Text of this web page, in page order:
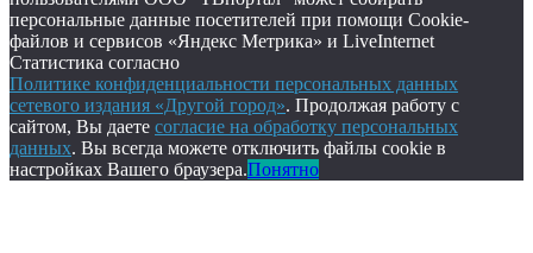
персональные данные посетителей при помощи Cookie-
файлов и сервисов «Яндекс Метрика» и LiveInternet
Статистика согласно
Политике конфиденциальности персональных данных
сетевого издания «Другой город». Продолжая работу с
сайтом, Вы даете согласие на обработку персональных
данных. Вы всегда можете отключить файлы cookie в
настройках Вашего браузера.Понятно